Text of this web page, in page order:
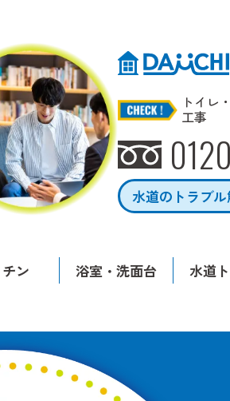
トイレ
工事
水道のトラブル
ン 浴室・洗面台 水道